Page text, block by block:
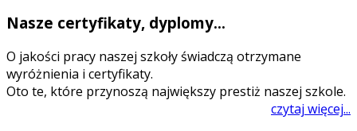
Nasze certyfikaty, dyplomy...
O jakości pracy naszej szkoły świadczą otrzymane
wyróżnienia i certyfikaty.
Oto te, które przynoszą największy prestiż naszej szkole.
czytaj więcej...